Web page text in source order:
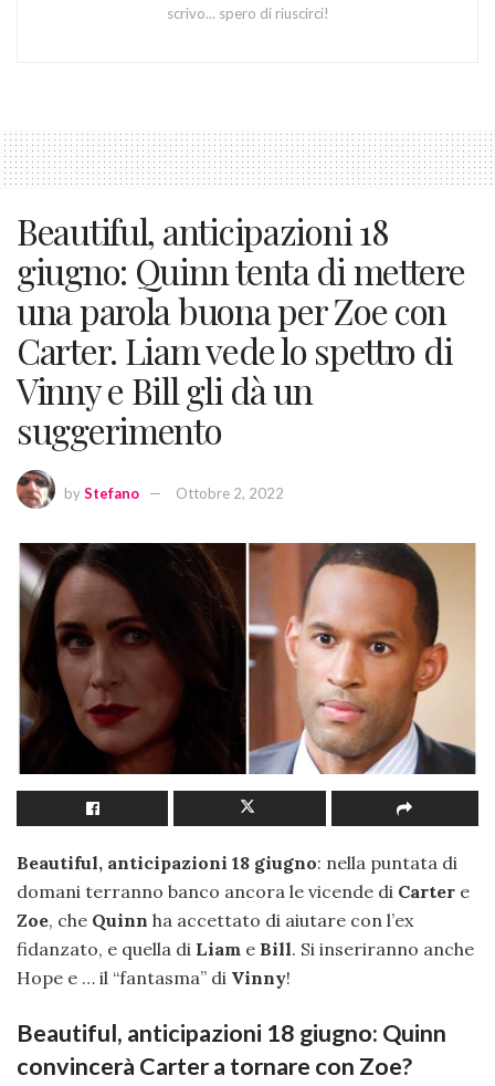
scrivo... spero di riuscirci!
Beautiful, anticipazioni 18
giugno: Quinn tenta di mettere
una parola buona per Zoe con
Carter. Liam vede lo spettro di
Vinny e Bill gli dà un
suggerimento
byStefano Ottobre 2, 2022
Beautiful, anticipazioni 18 giugno: nella puntata di
domani terranno banco ancora le vicende di Carter e
Zoe, che Quinn ha accettato di aiutare con l’ex
fidanzato, e quella di Liam e Bill. Si inseriranno anche
Hope e … il “fantasma” di Vinny!
Beautiful, anticipazioni 18 giugno: Quinn
convincerà Carter a tornare con Zoe?